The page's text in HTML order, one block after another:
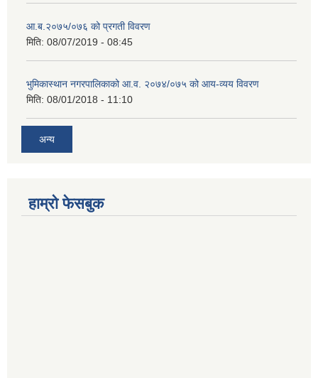
आ.ब.२०७५/०७६ को प्रगती विवरण
मिति: 08/07/2019 - 08:45
भुमिकास्थान नगरपालिकाको आ.व. २०७४/०७५ को आय-व्यय विवरण
मिति: 08/01/2018 - 11:10
अन्य
हाम्रो फेसबुक